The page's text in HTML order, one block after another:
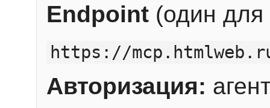
Endpoint (один для
https://
Авторизация: